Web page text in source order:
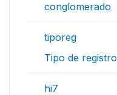
conglomerado
tiporeg
Tipo de registro
hi7